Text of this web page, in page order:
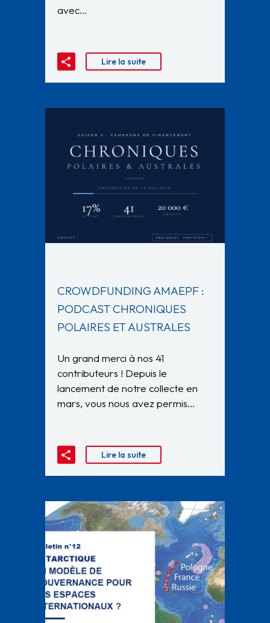
avec…
Lire la suite
CROWDFUNDING AMAEPF :
PODCAST CHRONIQUES
POLAIRES ET AUSTRALES
Un grand merci à nos 41
contributeurs ! Depuis le
lancement de notre collecte en
mars, vous nous avez permis…
Lire la suite